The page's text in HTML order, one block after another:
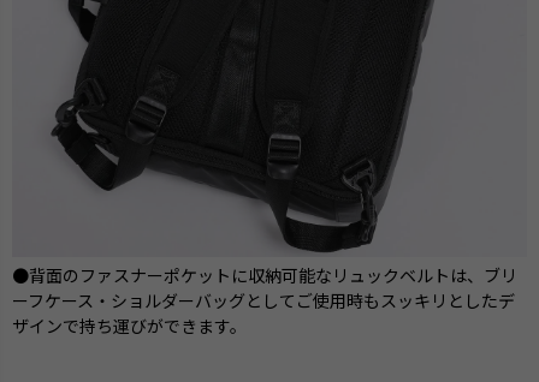
●背面のファスナーポケットに収納可能なリュックベルトは、ブリ
ーフケース・ショルダーバッグとしてご使用時もスッキリとしたデ
ザインで持ち運びができます。